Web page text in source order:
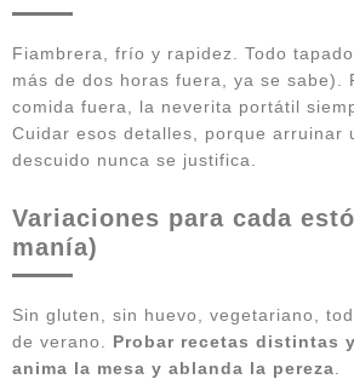
Fiambrera, frío y rapidez. Todo
más de dos horas fuera, ya se sabe).
comida fuera, la neverita portátil
Cuidar esos detalles, porque arruinar
descuido nunca se justifica.
Variaciones para cada
manía)
Sin gluten, sin huevo, vegetariano,
de verano. Probar recetas distintas
anima la mesa y ablanda la pereza